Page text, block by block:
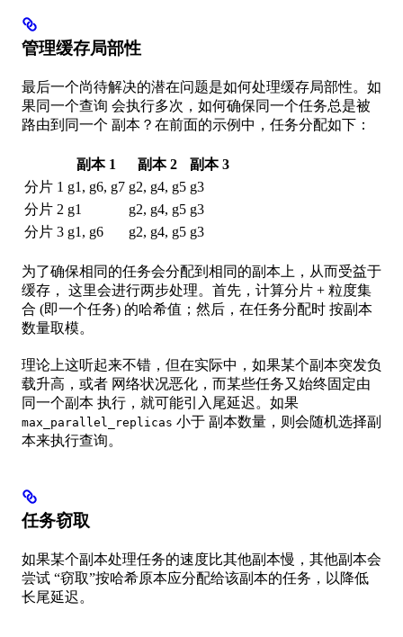
管理缓存局部性
最后一个尚待解决的潜在问题是如何处理缓存局部性。如
果同一个查询 会执行多次，如何确保同一个任务总是被
路由到同一个 副本？在前面的示例中，任务分配如下：
副本 1 副本 2
副本 3
分片 1 g1, g6, g7 g2, g4, g5 g3
分片 2 g1 g2, g4, g5 g3
分片 3 g1, g6 g2, g4, g5 g3
为了确保相同的任务会分配到相同的副本上，从而受益于
缓存， 这里会进行两步处理。首先，计算分片 + 粒度集
合 (即一个任务) 的哈希值；然后，在任务分配时 按副本
数量取模。
理论上这听起来不错，但在实际中，如果某个副本突发负
载升高，或者 网络状况恶化，而某些任务又始终固定由
同一个副本 执行，就可能引入尾延迟。如果
max_parallel_replicas 小于 副本数量，则会随机选择副
本来执行查询。
任务窃取
如果某个副本处理任务的速度比其他副本慢，其他副本会
尝试 “窃取”按哈希原本应分配给该副本的任务，以降低
长尾延迟。